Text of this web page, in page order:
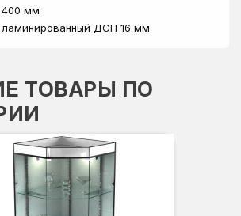
400 мм
ламинированный ДСП 16 мм
ТОВАРЫ ПО